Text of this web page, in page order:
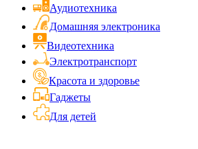
Аудиотехника
Домашняя электроника
Видеотехника
Электротранспорт
Красота и здоровье
Гаджеты
Для детей